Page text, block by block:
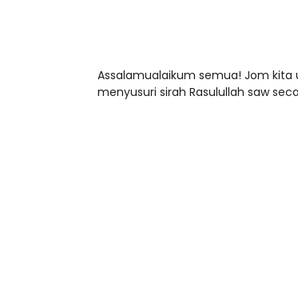
Assalamualaikum semua! Jom
menyusuri sirah Rasulullah saw